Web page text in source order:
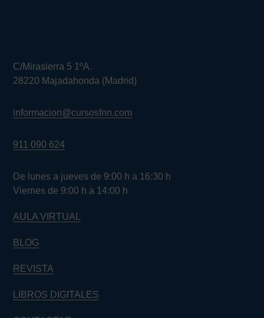
C/Mirasierra 5 1ºA.
28220 Majadahonda (Madrid)
informacion@cursosfnn.com
911 090 624
De lunes a jueves de 9:00 h a 16:30 h
Viernes de 9:00 h a 14:00 h
AULA VIRTUAL
BLOG
REVISTA
LIBROS DIGITALES